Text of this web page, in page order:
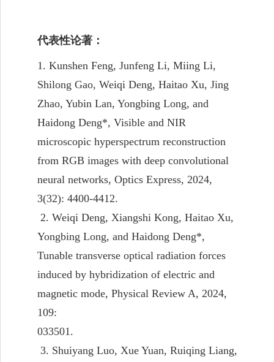
代表性论著：
1. Kunshen Feng, Junfeng Li, Miing Li,
Shilong Gao, Weiqi Deng, Haitao Xu, Jing
Zhao, Yubin Lan, Yongbing Long, and
Haidong Deng*, Visible and NIR
microscopic hyperspectrum reconstruction
from RGB images with deep convolutional
neural networks, Optics Express, 2024,
3(32): 4400-4412.
2. Weiqi Deng, Xiangshi Kong, Haitao Xu,
Yongbing Long, and Haidong Deng*,
Tunable transverse optical radiation forces
induced by hybridization of electric and
magnetic mode, Physical Review A, 2024,
109:
3. Shuiyang Luo, Xue Yuan, Ruiqing Liang,